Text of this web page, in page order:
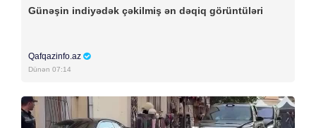
Günəşin indiyədək çəkilmiş ən dəqiq görüntüləri
Qafqazinfo.az
Dünən 07:14